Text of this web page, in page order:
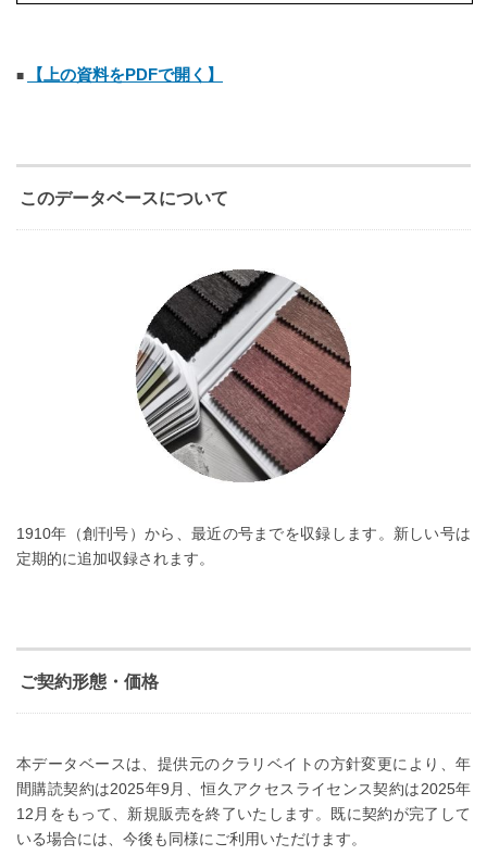
【上の資料をPDFで開く】
このデータベースについて
1910年（創刊号）から、最近の号までを収録します。新しい号は
定期的に追加収録されます。
ご契約形態・価格
本データベースは、提供元のクラリベイトの方針変更により、年
間購読契約は2025年9月、恒久アクセスライセンス契約は2025年
12月をもって、新規販売を終了いたします。既に契約が完了して
いる場合には、今後も同様にご利用いただけます。